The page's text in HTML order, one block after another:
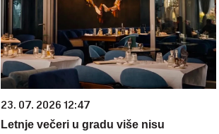
23. 07. 2026 12:47
Letnje večeri u gradu više nisu